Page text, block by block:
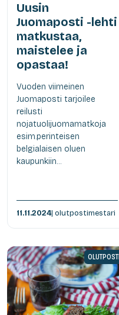
Uusin
Juomaposti -lehti
matkustaa,
maistelee ja
opastaa!
Vuoden viimeinen
Juomaposti tarjoilee
reilusti
nojatuolijuomamatkoja
esim.perinteisen
belgialaisen oluen
kaupunkiin...
11.11.2024| olutpostimestari
OLUTPOSTI